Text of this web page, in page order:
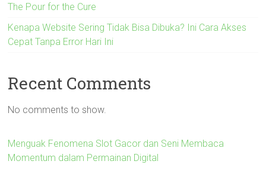
The Pour for the Cure
Kenapa Website Sering Tidak Bisa Dibuka? Ini Cara Akses
Cepat Tanpa Error Hari Ini
Recent Comments
No comments to show.
Menguak Fenomena Slot Gacor dan Seni Membaca
Momentum dalam Permainan Digital